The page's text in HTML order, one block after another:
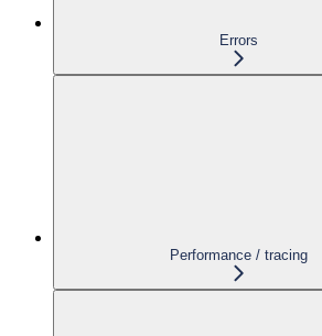
Errors
Performance / tracing